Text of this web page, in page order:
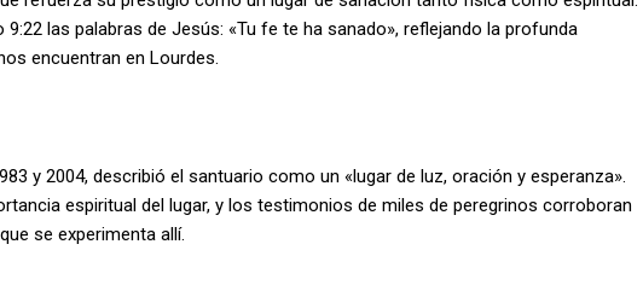
las palabras de Jesús: «Tu fe te ha sanado», reflejando la profunda
encuentran en Lourdes.
y 2004, describió el santuario como un «lugar de luz, oración y esperanza».
espiritual del lugar, y los testimonios de miles de peregrinos corroboran
se experimenta allí.